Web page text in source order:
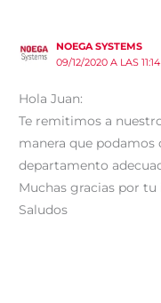
NOEGA SYSTEMS
09/12/2020 A LAS 11:14
Hola Juan:
Te remitimos a
manera que podamos
departamento
Muchas gracias por tu
Saludos